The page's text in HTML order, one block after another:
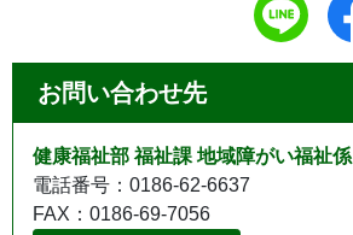
お問い合わせ先
健康福祉部 福祉課 地域障がい福祉係
電話番号：0186-62-6637
FAX：0186-69-7056